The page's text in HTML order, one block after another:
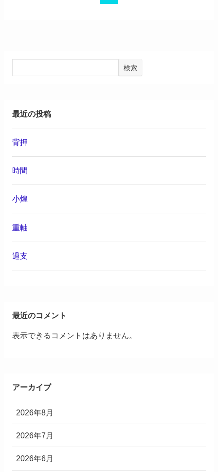
検索
最近の投稿
背押
時間
小煌
重軸
過支
最近のコメント
表示できるコメントはありません。
アーカイブ
2026年8月
2026年7月
2026年6月